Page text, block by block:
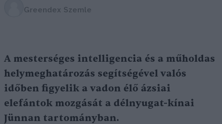
Greendex Szemle
A mesterséges intelligencia és a műholdas
helymeghatározás segítségével valós
időben figyelik a vadon élő ázsiai
elefántok mozgását a délnyugat-kínai
Jünnan tartományban.